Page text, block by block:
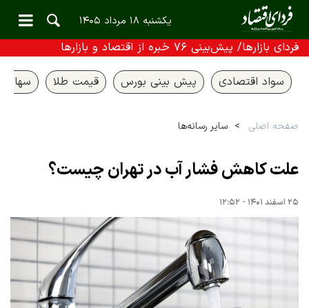
یکشنبه ۱۸ مرداد ۱۴۰۵
فردای بازارها/ پیش‌بینی ۷۶ خبره از اقتصاد و بازارها
سواد اقتصادی پیش بینی بورس قیمت طلا سهام
صفحه اصلی سایر رسانه‌ها
علت کاهش فشار آب در تهران چیست؟
۲۵ اسفند ۱۴۰۱ - ۱۲:۵۲